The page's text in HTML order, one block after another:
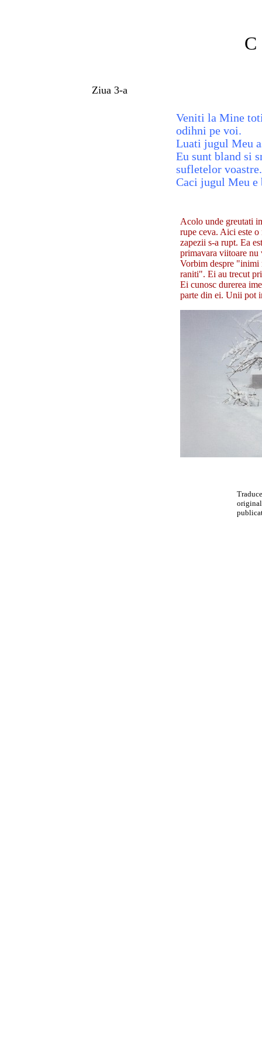
Ziua 3-a
Veniti la Mine
odihni pe voi.
Luati jugul Meu
Eu sunt bland si
sufletelor voastre.
Caci jugul Meu e
Acolo unde greutati
rupe ceva. Aici este o
zapezii s-a rupt. Ea
primavara viitoare
Vorbim despre "inimi
raniti". Ei au trecut
Ei cunosc durerea
parte din ei. Unii pot